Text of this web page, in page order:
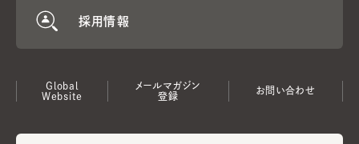
採用情報
Global
Website
メールマガジン
登録
お問い合わせ